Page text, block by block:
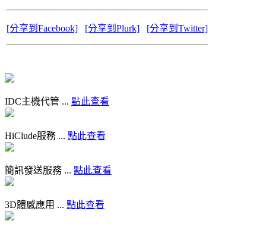
[分享到Facebook] [分享到Plurk] [分享到Twitter]
IDC主機代管 ... 點此查看
HiClude服務 ... 點此查看
簡訊發送服務 ... 點此查看
3D體感應用 ... 點此查看